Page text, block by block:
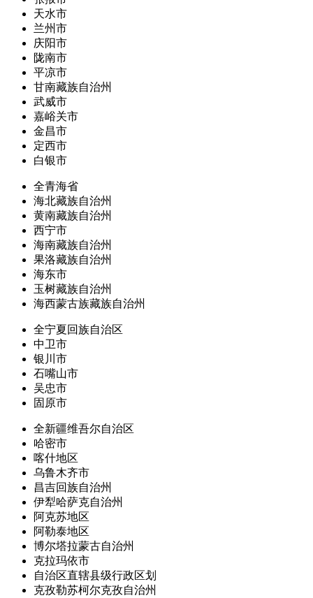
天水市
兰州市
庆阳市
陇南市
平凉市
甘南藏族自治州
武威市
嘉峪关市
金昌市
定西市
白银市
全青海省
海北藏族自治州
黄南藏族自治州
西宁市
海南藏族自治州
果洛藏族自治州
海东市
玉树藏族自治州
海西蒙古族藏族自治州
全宁夏回族自治区
中卫市
银川市
石嘴山市
吴忠市
固原市
全新疆维吾尔自治区
哈密市
喀什地区
乌鲁木齐市
昌吉回族自治州
伊犁哈萨克自治州
阿克苏地区
阿勒泰地区
博尔塔拉蒙古自治州
克拉玛依市
自治区直辖县级行政区划
克孜勒苏柯尔克孜自治州